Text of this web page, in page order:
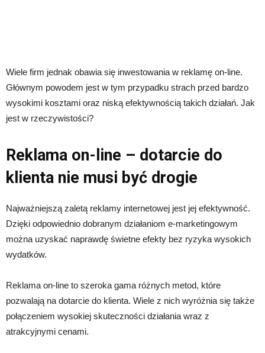
Wiele firm jednak obawia się inwestowania w reklamę on-line.
Głównym powodem jest w tym przypadku strach przed bardzo
wysokimi kosztami oraz niską efektywnością takich działań. Jak
jest w rzeczywistości?
Reklama on-line – dotarcie do
klienta nie musi być drogie
Najważniejszą zaletą reklamy internetowej jest jej efektywność.
Dzięki odpowiednio dobranym działaniom e-marketingowym
można uzyskać naprawdę świetne efekty bez ryzyka wysokich
wydatków.
Reklama on-line to szeroka gama różnych metod, które
pozwalają na dotarcie do klienta. Wiele z nich wyróżnia się także
połączeniem wysokiej skuteczności działania wraz z
atrakcyjnymi cenami.